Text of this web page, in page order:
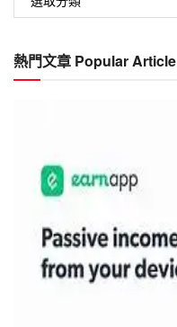
類
Category
熱門文章 Popular Article